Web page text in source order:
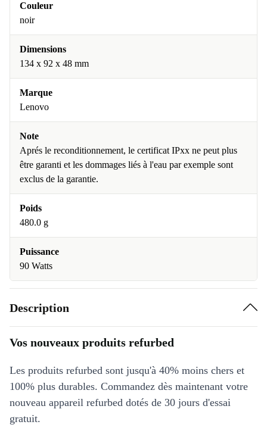
Couleur
noir
Dimensions
134 x 92 x 48 mm
Marque
Lenovo
Note
Aprés le reconditionnement, le certificat IPxx ne peut plus
être garanti et les dommages liés à l'eau par exemple sont
exclus de la garantie.
Poids
480.0 g
Puissance
90 Watts
Description
Vos nouveaux produits refurbed
Les produits refurbed sont jusqu'à 40% moins chers et
100% plus durables. Commandez dès maintenant votre
nouveau appareil refurbed dotés de 30 jours d'essai
gratuit.